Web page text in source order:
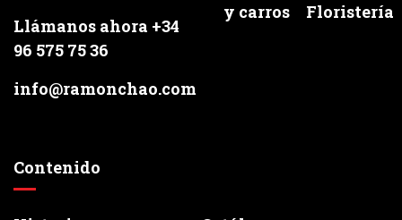
Llámanos ahora +34
96 575 75 36
info@ramonchao.com
y carros
Floristería
Contenido